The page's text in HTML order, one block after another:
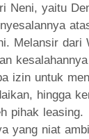
Neni, yaitu
Melansir dari
izin untuk
hingga
pihak leasing.
yang niat